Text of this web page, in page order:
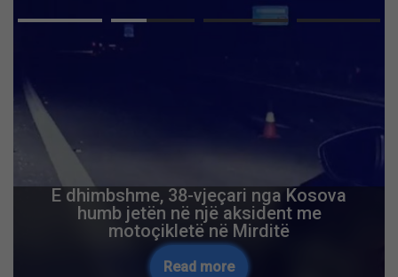
E dhimbshme, 38-vjeçari nga Kosova
humb jetën në një aksident me
motoçikletë në Mirditë
Read more